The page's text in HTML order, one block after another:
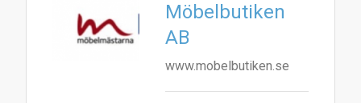
Möbelbutiken
AB
www.mobelbutiken.se